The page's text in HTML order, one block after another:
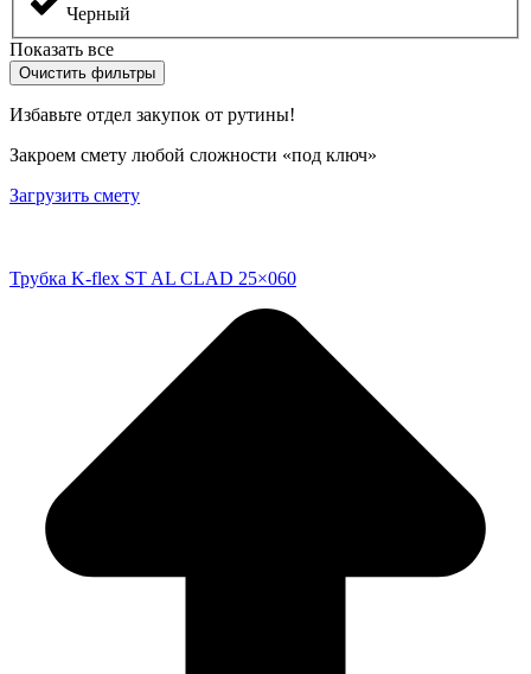
Черный
Показать все
Очистить фильтры
Избавьте отдел закупок от рутины!
Закроем смету любой сложности «под ключ»
Загрузить смету
Трубка K-flex ST AL CLAD 25×060